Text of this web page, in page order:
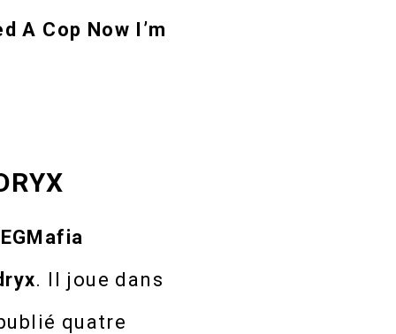
A Cop Now I’m
. Il joue dans
quatre